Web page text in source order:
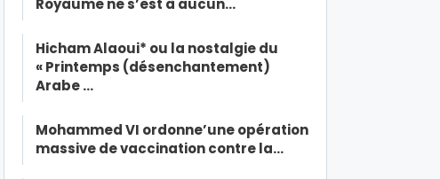
Royaume ne s’est à aucun…
Hicham Alaoui* ou la nostalgie du
« Printemps (désenchantement)
Arabe …
Mohammed VI ordonne’une opération
massive de vaccination contre la…